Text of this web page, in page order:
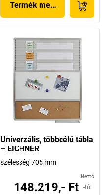
Termék megjelenítése
Univerzális, többcélú tábla
– EICHNER
szélesség 705 mm
Nettó
148.219,- Ft -tól